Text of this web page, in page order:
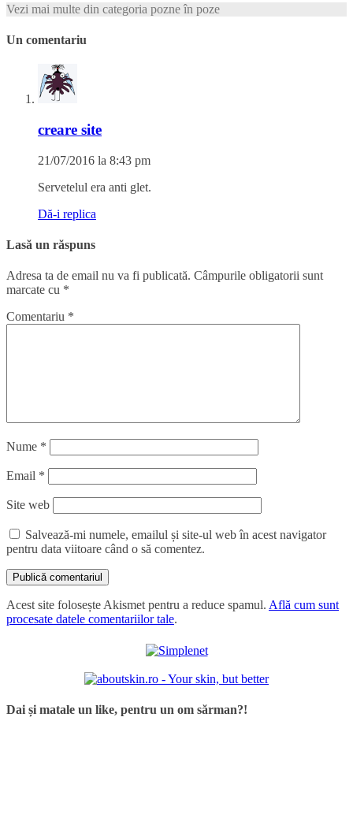
Vezi mai multe din categoria pozne în poze
Un comentariu
creare site
21/07/2016 la 8:43 pm
Servetelul era anti glet.
Dă-i replica
Lasă un răspuns
Adresa ta de email nu va fi publicată. Câmpurile obligatorii sunt
marcate cu *
Comentariu *
Nume *
Email *
Site web
Salvează-mi numele, emailul și site-ul web în acest navigator
pentru data viitoare când o să comentez.
Acest site folosește Akismet pentru a reduce spamul. Află cum sunt
procesate datele comentariilor tale.
Dai și matale un like, pentru un om sărman?!